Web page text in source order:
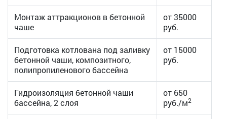
Монтаж аттракционов в бетонной
чаше
от 35000
руб.
Подготовка котлована под заливку
бетонной чаши, композитного,
полипропиленового бассейна
от 15000
руб.
Гидроизоляция бетонной чаши
бассейна, 2 слоя
от 650
руб./м2